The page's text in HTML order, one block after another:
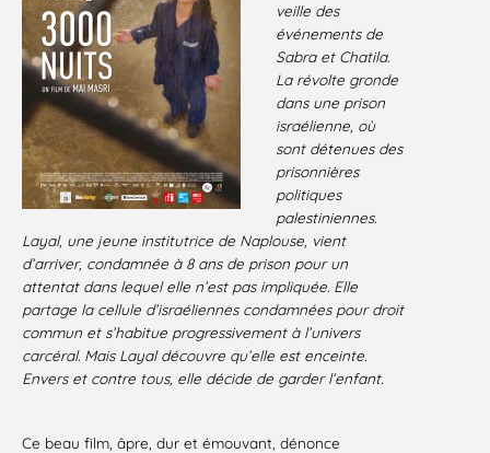
veille des
événements de
Sabra et Chatila.
La révolte gronde
dans une prison
israélienne, où
sont détenues des
prisonnières
politiques
palestiniennes.
Layal, une jeune institutrice de Naplouse, vient
d’arriver, condamnée à 8 ans de prison pour un
attentat dans lequel elle n’est pas impliquée. Elle
partage la cellule d’israéliennes condamnées pour droit
commun et s’habitue progressivement à l’univers
carcéral. Mais Layal découvre qu’elle est enceinte.
Envers et contre tous, elle décide de garder l’enfant.
Ce beau film, âpre, dur et émouvant, dénonce